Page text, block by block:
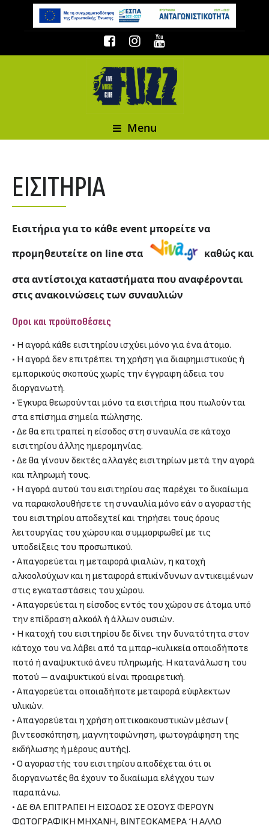
Menu
ΕΙΣΙΤΗΡΙΑ
Εισιτήρια για το κάθε event μπορείτε να
προμηθευτείτεon lineστα
καθώς και
στα αντίστοιχα καταστήματα που αναφέρονται
στις ανακοινώσεις των συναυλιών
Οροι και προϋποθέσεις
• Η αγορά κάθε εισιτηρίου ισχύει μόνο για ένα άτομο.
• Η αγορά δεν επιτρέπει τη χρήση για διαφημιστικούς ή
εμπορικούς σκοπούς χωρίς την έγγραφη άδεια του
διοργανωτή.
• Έγκυρα θεωρούνται μόνο τα εισιτήρια που πωλούνται
στα επίσημα σημεία πώλησης.
• Δε θα επιτραπεί η είσοδος στη συναυλία σε κάτοχο
εισιτηρίου άλλης ημερομηνίας.
• Δε θα γίνουν δεκτές αλλαγές εισιτηρίων μετά την αγορά
και πληρωμή τους.
• Η αγορά αυτού του εισιτηρίου σας παρέχει το δικαίωμα
να παρακολουθήσετε τη συναυλία μόνο εάν ο αγοραστής
του εισιτηρίου αποδεχτεί και τηρήσει τους όρους
λειτουργίας του χώρου και συμμορφωθεί με τις
υποδείξεις του προσωπικού.
• Απαγορεύεται η μεταφορά φιαλών, η κατοχή
αλκοολούχων και η μεταφορά επικίνδυνων αντικειμένων
στις εγκαταστάσεις του χώρου.
• Απαγορεύεται η είσοδος εντός του χώρου σε άτομα υπό
την επίδραση αλκοόλ ή άλλων ουσιών.
• Η κατοχή του εισιτηρίου δε δίνει την δυνατότητα στον
κάτοχο του να λάβει από τα μπαρ-κυλικεία οποιοδήποτε
ποτό ή αναψυκτικό άνευ πληρωμής. Η κατανάλωση του
ποτού – αναψυκτικού είναι προαιρετική.
• Απαγορεύεται οποιαδήποτε μεταφορά εύφλεκτων
υλικών.
• Απαγορεύεται η χρήση οπτικοακουστικών μέσων (
βιντεοσκόπηση, μαγνητοφώνηση, φωτογράφηση της
εκδήλωσης ή μέρους αυτής).
• Ο αγοραστής του εισιτηρίου αποδέχεται ότι οι
διοργανωτές θα έχουν το δικαίωμα ελέγχου των
παραπάνω.
• ΔΕ ΘΑ ΕΠΙΤΡΑΠΕΙ Η ΕΙΣΟΔΟΣ ΣΕ ΟΣΟΥΣ ΦΕΡΟΥΝ
ΦΩΤΟΓΡΑΦΙΚΗ ΜΗΧΑΝΗ, ΒΙΝΤΕΟΚΑΜΕΡΑ ‘Η ΑΛΛΟ